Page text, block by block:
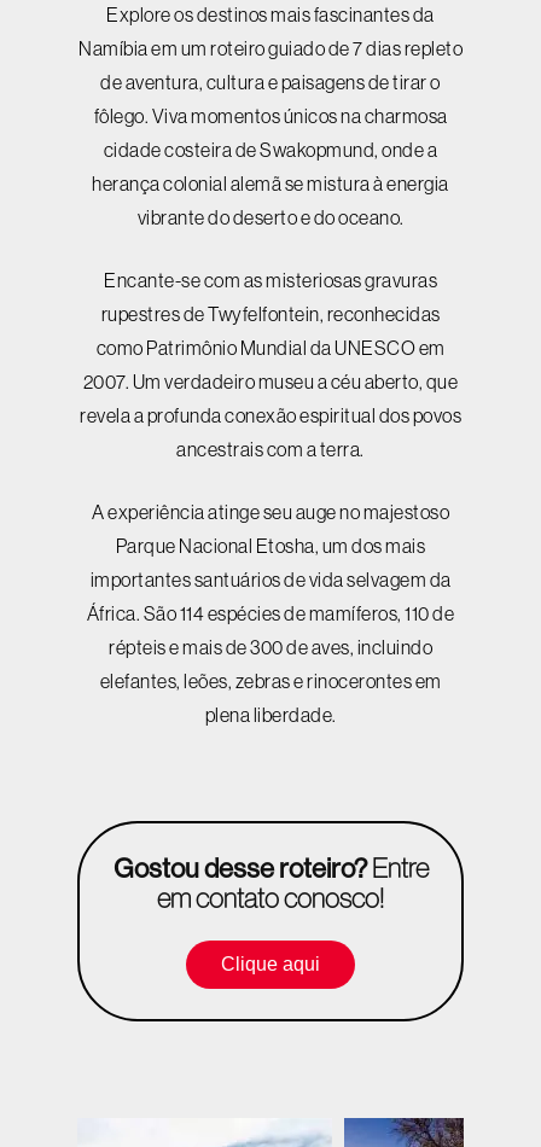
Explore os destinos mais fascinantes da
Namíbia em um roteiro guiado de 7 dias repleto
de aventura, cultura e paisagens de tirar o
fôlego. Viva momentos únicos na charmosa
cidade costeira de Swakopmund, onde a
herança colonial alemã se mistura à energia
vibrante do deserto e do oceano.
Encante-se com as misteriosas gravuras
rupestres de Twyfelfontein, reconhecidas
como Patrimônio Mundial da UNESCO em
2007. Um verdadeiro museu a céu aberto, que
revela a profunda conexão espiritual dos povos
ancestrais com a terra.
A experiência atinge seu auge no majestoso
Parque Nacional Etosha, um dos mais
importantes santuários de vida selvagem da
África. São 114 espécies de mamíferos, 110 de
répteis e mais de 300 de aves, incluindo
elefantes, leões, zebras e rinocerontes em
plena liberdade.
Gostou desse roteiro?Entre
em contato conosco!
Clique aqui